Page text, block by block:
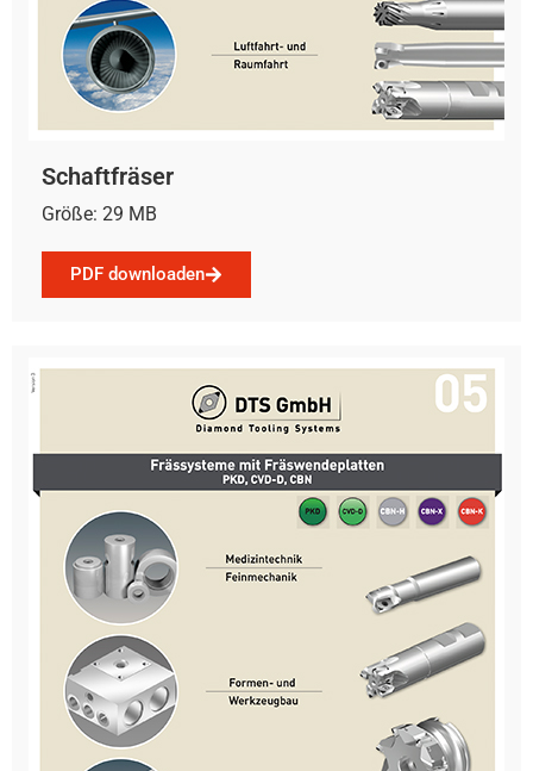
Schaftfräser
Größe: 29 MB
PDF downloaden